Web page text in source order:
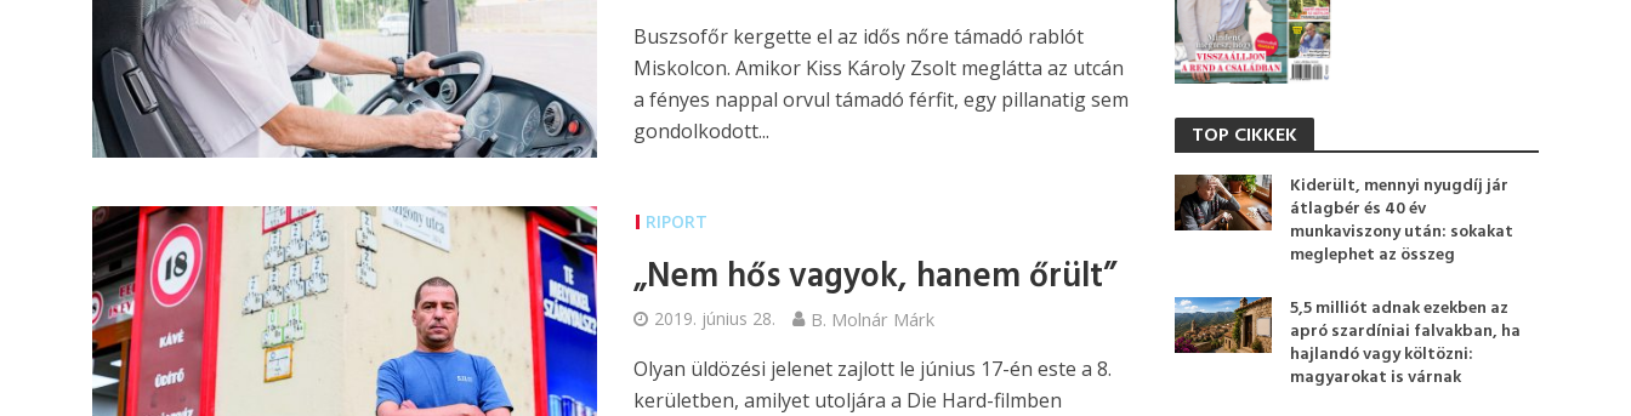
Buszsofőr kergette el az idős nőre támadó rablót
Miskolcon. Amikor Kiss Károly Zsolt meglátta az utcán
a fényes nappal orvul támadó férfit, egy pillanatig sem
gondolkodott...
RIPORT
„Nem hős vagyok, hanem őrült”
2019. június 28. B. Molnár Márk
Olyan üldözési jelenet zajlott le június 17-én este a 8.
kerületben, amilyet utoljára a Die Hard-filmben
TOP CIKKEK
Kiderült, mennyi nyugdíj jár
átlagbér és 40 év
munkaviszony után: sokakat
meglephet az összeg
5,5 milliót adnak ezekben az
apró szardíniai falvakban, ha
hajlandó vagy költözni:
magyarokat is várnak